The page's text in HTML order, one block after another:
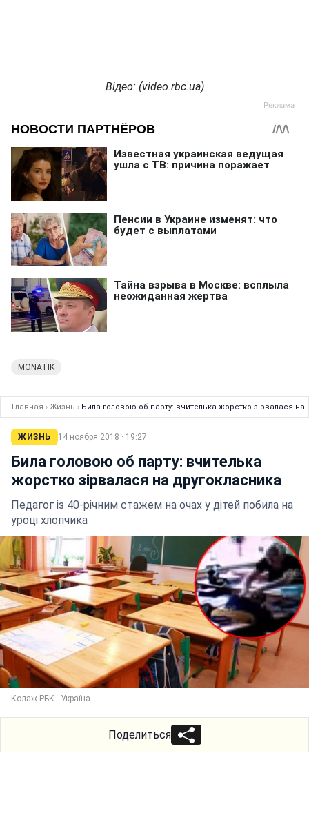
Відео: (video.rbc.ua)
MONATIK
Главная › Жизнь › Била головою об парту: вчителька жорстко зірвалася на
ЖИЗНЬ 14 ноября 2018 · 19:27
Била головою об парту: вчителька
жорстко зірвалася на другокласника
Педагог із 40-річним стажем на очах у дітей побила на
уроці хлопчика
Колаж РБК - Україна
Поделиться